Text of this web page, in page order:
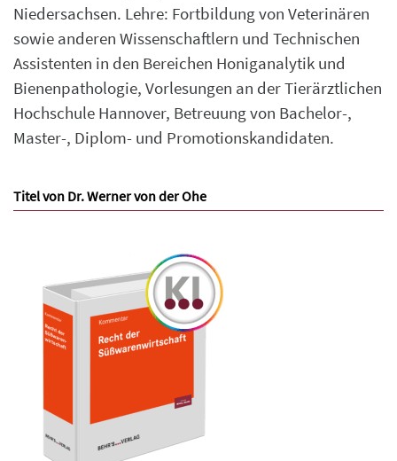
Niedersachsen. Lehre: Fortbildung von Veterinären
sowie anderen Wissenschaftlern und Technischen
Assistenten in den Bereichen Honiganalytik und
Bienenpathologie, Vorlesungen an der Tierärztlichen
Hochschule Hannover, Betreuung von Bachelor-,
Master-, Diplom- und Promotionskandidaten.
Titel von Dr. Werner von der Ohe